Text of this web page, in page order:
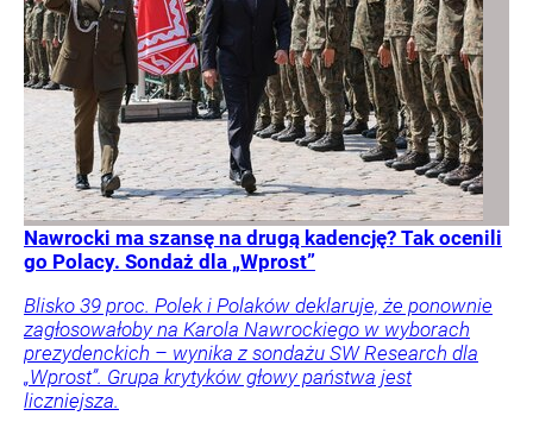
Nawrocki ma szansę na drugą kadencję? Tak ocenili
go Polacy. Sondaż dla „Wprost”
Blisko 39 proc. Polek i Polaków deklaruje, że ponownie
zagłosowałoby na Karola Nawrockiego w wyborach
prezydenckich – wynika z sondażu SW Research dla
„Wprost”. Grupa krytyków głowy państwa jest
liczniejsza.